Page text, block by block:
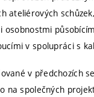
v spolupráci s
v předchozích
na společných